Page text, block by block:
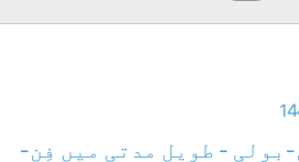
بولی - طویل مدتی میں فِن-